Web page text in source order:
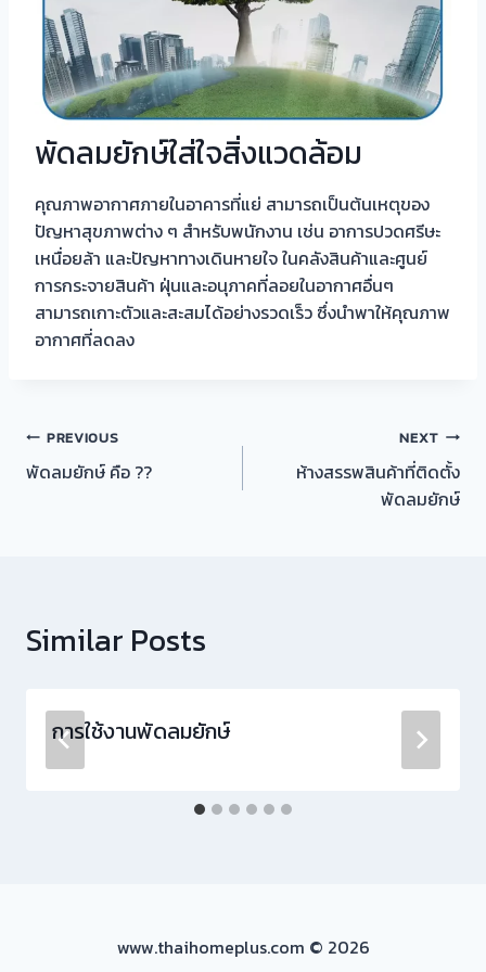
พัดลมยักษ์ใส่ใจสิ่งแวดล้อม
คุณภาพอากาศภายในอาคารที่แย่ สามารถเป็นต้นเหตุของ
ปัญหาสุขภาพต่าง ๆ สำหรับพนักงาน เช่น อาการปวดศรีษะ
เหนื่อยล้า และปัญหาทางเดินหายใจ ในคลังสินค้าและศูนย์
การกระจายสินค้า ฝุ่นและอนุภาคที่ลอยในอากาศอื่นๆ
สามารถเกาะตัวและสะสมได้อย่างรวดเร็ว ซึ่งนำพาให้คุณภาพ
อากาศที่ลดลง
แนะแนว
เรื่อง
PREVIOUS
พัดลมยักษ์ คือ ??
NEXT
ห้างสรรพสินค้าที่ติดตั้ง
พัดลมยักษ์
Similar Posts
การใช้งานพัดลมยักษ์
www.thaihomeplus.com © 2026